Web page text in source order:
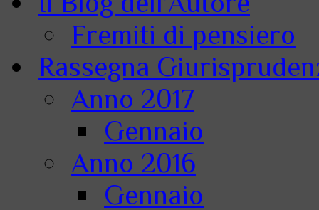
Fremiti di pensiero
Rassegna
Anno 2017
Gennaio
Anno 2016
Gennaio